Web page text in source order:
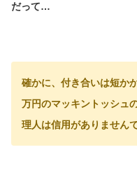
だって…
確かに、付き合いは短か
万円のマッキントッシュ
理人は信用がありません